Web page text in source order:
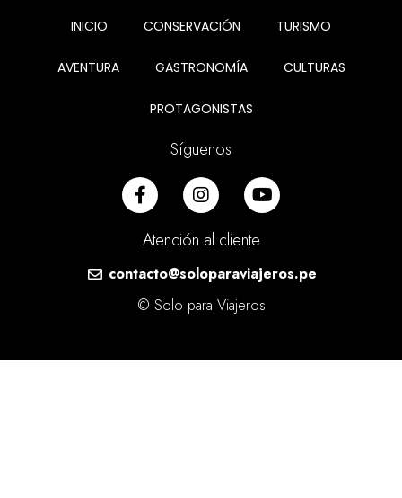
INICIO CONSERVACIÓN TURISMO
AVENTURA GASTRONOMÍA CULTURAS
PROTAGONISTAS
Síguenos
Atención al cliente
contacto@soloparaviajeros.pe
© Solo para Viajeros